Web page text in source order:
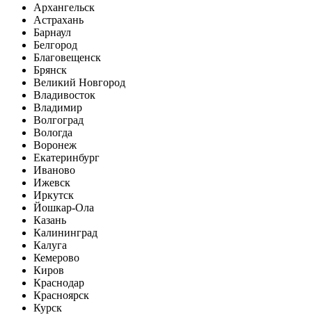
Архангельск
Астрахань
Барнаул
Белгород
Благовещенск
Брянск
Великий Новгород
Владивосток
Владимир
Волгоград
Вологда
Воронеж
Екатеринбург
Иваново
Ижевск
Иркутск
Йошкар-Ола
Казань
Калининград
Калуга
Кемерово
Киров
Краснодар
Красноярск
Курск